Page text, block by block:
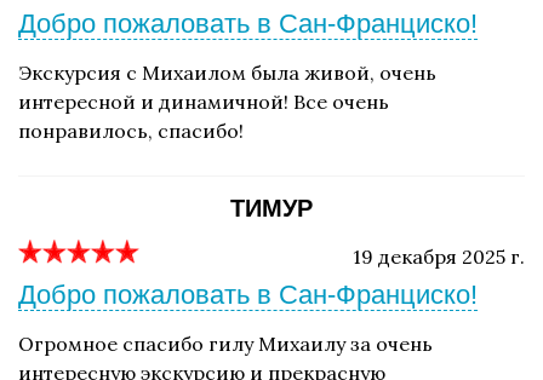
Добро пожаловать в Сан-Франциско!
Экскурсия с Михаилом была живой, очень
интересной и динамичной! Все очень
понравилось, спасибо!
ТИМУР
19 декабря 2025 г.
Добро пожаловать в Сан-Франциско!
Огромное спасибо гилу Михаилу за очень
интересную экскурсию и прекрасную